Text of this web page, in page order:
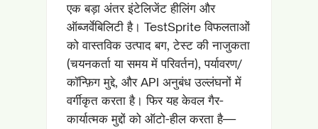
एक बड़ा अंतर इंटेलिजेंट हीलिंग और
ऑब्जर्वेबिलिटी है। TestSprite विफलताओं
को वास्तविक उत्पाद बग, टेस्ट की नाजुकता
(चयनकर्ता या समय में परिवर्तन), पर्यावरण/
कॉन्फ़िग मुद्दे, और API अनुबंध उल्लंघनों में
वर्गीकृत करता है। फिर यह केवल गैर-
कार्यात्मक मुद्दों को ऑटो-हील करता है—